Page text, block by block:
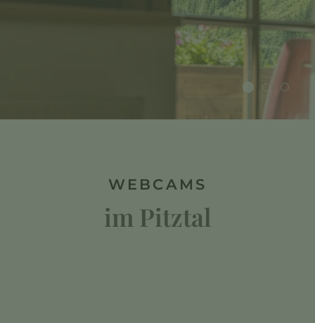
WEBCAMS
im Pitztal